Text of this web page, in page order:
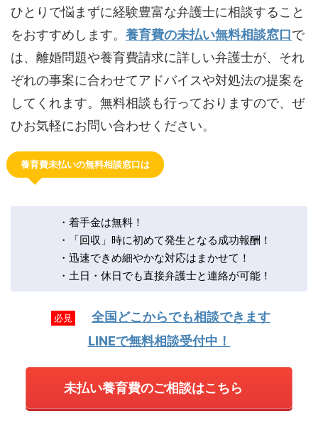
ひとりで悩まずに経験豊富な弁護士に相談すること
をおすすめします。 養育費の未払い無料相談窓口で
は、離婚問題や養育費請求に詳しい弁護士が、それ
ぞれの事案に合わせてアドバイスや対処法の提案を
してくれます。無料相談も行っておりますので、ぜ
ひお気軽にお問い合わせください。
養育費未払いの無料相談窓口は
・着手金は無料！
・「回収」時に初めて発生となる成功報酬！
・迅速できめ細やかな対応はまかせて！
・土日・休日でも直接弁護士と連絡が可能！
必見
全国どこからでも相談できます
LINEで無料相談受付中！
未払い養育費のご相談はこちら